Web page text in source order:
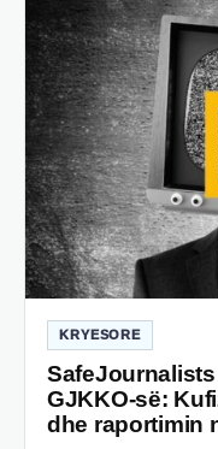
KRYESORE
GJKKO-së:
dhe raportimin